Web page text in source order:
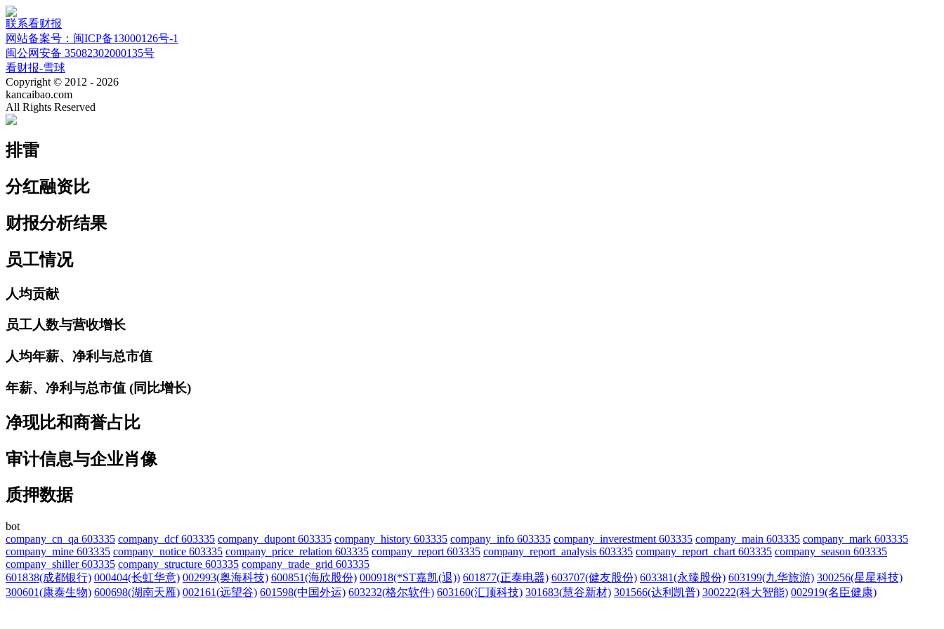
联系看财报
网站备案号：闽ICP备13000126号-1
闽公网安备 35082302000135号
看财报-雪球
Copyright © 2012 - 2026
kancaibao.com
All Rights Reserved
排雷
分红融资比
财报分析结果
员工情况
人均贡献
员工人数与营收增长
人均年薪、净利与总市值
年薪、净利与总市值 (同比增长)
净现比和商誉占比
审计信息与企业肖像
质押数据
bot
company_cn_qa 603335 company_dcf 603335 company_dupont 603335 company_history 603335 company_info 603335 company_inverestment 603335 company_main 603335 company_mark 603335
company_mine 603335 company_notice 603335 company_price_relation 603335 company_report 603335 company_report_analysis 603335 company_report_chart 603335 company_season 603335
company_shiller 603335 company_structure 603335 company_trade_grid 603335
601838(成都银行) 000404(长虹华意) 002993(奥海科技) 600851(海欣股份) 000918(*ST嘉凯(退)) 601877(正泰电器) 603707(健友股份) 603381(永臻股份) 603199(九华旅游) 300256(星星科技)
300601(康泰生物) 600698(湖南天雁) 002161(远望谷) 601598(中国外运) 603232(格尔软件) 603160(汇顶科技) 301683(慧谷新材) 301566(达利凯普) 300222(科大智能) 002919(名臣健康)